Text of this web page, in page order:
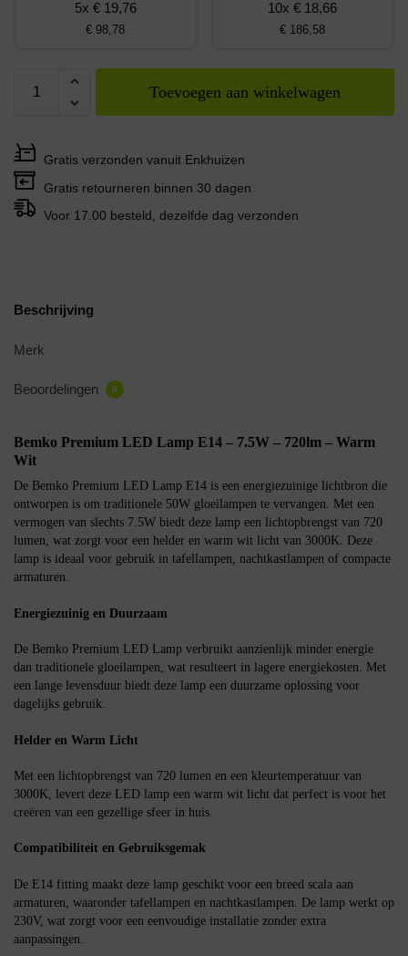
5x € 19,76
€ 98,78
10x € 18,66
€ 186,58
Toevoegen aan winkelwagen
Gratis verzonden vanuit Enkhuizen
Gratis retourneren binnen 30 dagen
Voor 17.00 besteld, dezelfde dag verzonden
Beschrijving
Merk
Beoordelingen 0
Bemko Premium LED Lamp E14 – 7.5W – 720lm – Warm
Wit
De Bemko Premium LED Lamp E14 is een energiezuinige lichtbron die
ontworpen is om traditionele 50W gloeilampen te vervangen. Met een
vermogen van slechts 7.5W biedt deze lamp een lichtopbrengst van 720
lumen, wat zorgt voor een helder en warm wit licht van 3000K. Deze
lamp is ideaal voor gebruik in tafellampen, nachtkastlampen of compacte
armaturen.
Energiezuinig en Duurzaam
De Bemko Premium LED Lamp verbruikt aanzienlijk minder energie
dan traditionele gloeilampen, wat resulteert in lagere energiekosten. Met
een lange levensduur biedt deze lamp een duurzame oplossing voor
dagelijks gebruik.
Helder en Warm Licht
Met een lichtopbrengst van 720 lumen en een kleurtemperatuur van
3000K, levert deze LED lamp een warm wit licht dat perfect is voor het
creëren van een gezellige sfeer in huis.
Compatibiliteit en Gebruiksgemak
De E14 fitting maakt deze lamp geschikt voor een breed scala aan
armaturen, waaronder tafellampen en nachtkastlampen. De lamp werkt op
230V, wat zorgt voor een eenvoudige installatie zonder extra
aanpassingen.